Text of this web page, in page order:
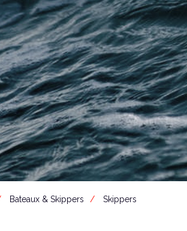
Bateaux & Skippers Skippers